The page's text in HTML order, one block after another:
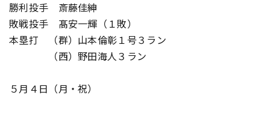
勝利投手 斎藤佳紳
敗戦投手 髙安一輝（１敗）
本塁打 （群）山本倫彰１号３ラン
（西）野田海人３ラン
５月４日（月・祝）